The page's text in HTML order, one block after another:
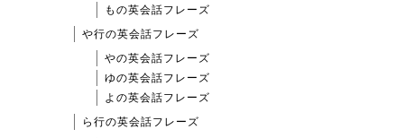
もの英会話フレーズ
や行の英会話フレーズ
やの英会話フレーズ
ゆの英会話フレーズ
よの英会話フレーズ
ら行の英会話フレーズ